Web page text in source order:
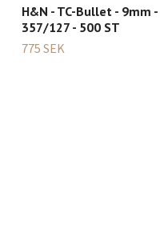
H&N - TC-Bullet - 9mm -
357/127 - 500 ST
775 SEK